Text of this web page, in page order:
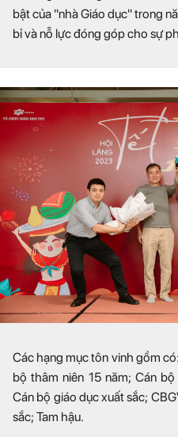
bật của "nhà Giáo dục" trong
bỉ và nỗ lực đóng góp cho sự
Các hạng mục tôn vinh gồm
bộ thâm niên 15 năm; Cán
Cán bộ giáo dục xuất sắc;
sắc; Tam hậu.